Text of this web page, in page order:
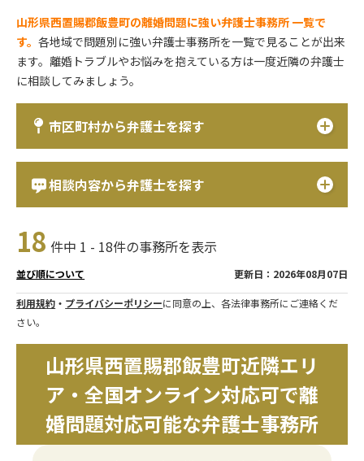
山形県西置賜郡飯豊町の離婚問題に強い弁護士事務所 一覧で
す。各地域で問題別に強い弁護士事務所を一覧で見ることが出来
ます。離婚トラブルやお悩みを抱えている方は一度近隣の弁護士
に相談してみましょう。
市区町村から弁護士を探す
相談内容から弁護士を探す
18 件中 1 - 18件の事務所を表示
並び順について 更新日：2026年08月07日
利用規約 ・ プライバシーポリシーに同意の上、各法律事務所にご連絡くだ
さい。
山形県西置賜郡飯豊町近隣エリ
ア・全国オンライン対応可で離
婚問題対応可能な弁護士事務所